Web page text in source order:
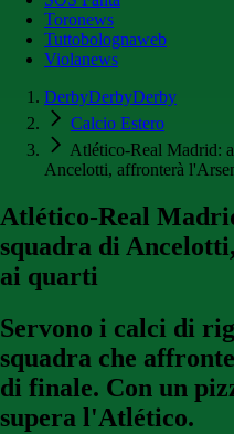
Toronews
Tuttobolognaweb
Violanews
DerbyDerbyDerby
Calcio Estero
Atlético-Real Madrid:
Ancelotti, affronterà
Atlético-Real
squadra di
ai quarti
Servono i calci di
squadra che
di finale. Con un
supera l'Atlético.